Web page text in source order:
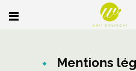
Mentions